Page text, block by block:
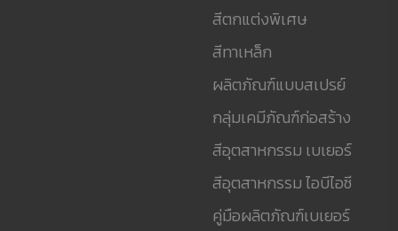
สีตกแต่งพิเศษ
สีทาเหล็ก
ผลิตภัณฑ์แบบสเปรย์
กลุ่มเคมีภัณฑ์ก่อสร้าง
สีอุตสาหกรรม เบเยอร์
สีอุตสาหกรรม ไอบีไอซี
คู่มือผลิตภัณฑ์เบเยอร์